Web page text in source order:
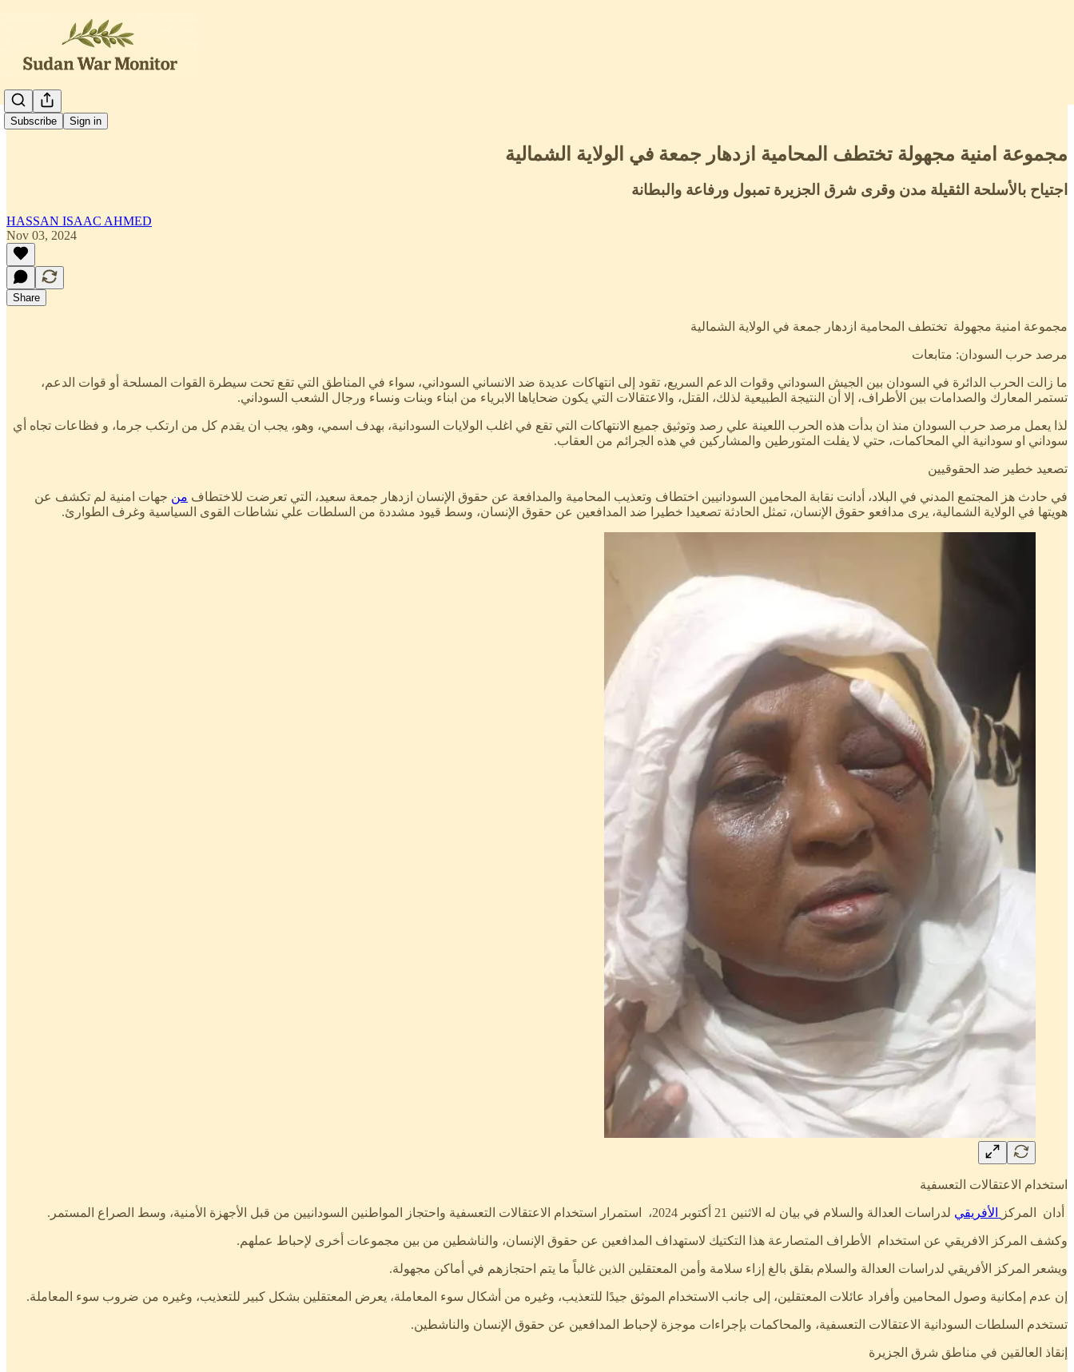
Subscribe Sign in العربية
مجموعة امنية مجهولة تختطف المحامية ازدهار جمعة في الولاية الشمالية
اجتياح بالأسلحة الثقيلة مدن وقرى شرق الجزيرة تمبول ورفاعة والبطانة
HASSAN ISAAC AHMED
Nov 03, 2024
Share
مجموعة امنية مجهولة تختطف المحامية ازدهار جمعة في الولاية الشمالية
مرصد حرب السودان: متابعات
ما زالت الحرب الدائرة في السودان بين الجيش السوداني وقوات الدعم السريع، تقود إلى انتهاكات عديدة ضد الانساني السوداني، سواء في المناطق التي تقع تحت سيطرة القوات المسلحة أو قوات الدعم،
تستمر المعارك والصدامات بين الأطراف، إلا أن النتيجة الطبيعية لذلك، القتل، والاعتقالات التي يكون ضحاياها الابرياء من ابناء وبنات ونساء ورجال الشعب السوداني.
لذا يعمل مرصد حرب السودان منذ ان بدأت هذه الحرب اللعينة علي رصد وتوثيق جميع الانتهاكات التي تقع في اغلب الولايات السودانية، بهدف اسمي، وهو، يجب ان يقدم كل من ارتكب جرما، و فظاعات تجاه أي
سوداني او سودانية الي المحاكمات، حتي لا يفلت المتورطين والمشاركين في هذه الجرائم من العقاب.
تصعيد خطير ضد الحقوقيين
في حادث هز المجتمع المدني في البلاد، أدانت نقابة المحامين السودانيين اختطاف وتعذيب المحامية والمدافعة عن حقوق الإنسان ازدهار جمعة سعيد، التي تعرضت للاختطاف من جهات امنية لم تكشف عن
هويتها في الولاية الشمالية، يرى مدافعو حقوق الإنسان، تمثل الحادثة تصعيدا خطيرا ضد المدافعين عن حقوق الإنسان، وسط قيود مشددة من السلطات علي نشاطات القوى السياسية وغرف الطوارئ.
استخدام الاعتقالات التعسفية
أدان المركز الأفريقي لدراسات العدالة والسلام في بيان له الاثنين 21 أكتوبر 2024، استمرار استخدام الاعتقالات التعسفية واحتجاز المواطنين السودانيين من قبل الأجهزة الأمنية، وسط الصراع المستمر.
وكشف المركز الافريقي عن استخدام الأطراف المتصارعة هذا التكتيك لاستهداف المدافعين عن حقوق الإنسان، والناشطين من بين مجموعات أخرى لإحباط عملهم.
ويشعر المركز الأفريقي لدراسات العدالة والسلام بقلق بالغ إزاء سلامة وأمن المعتقلين الذين غالباً ما يتم احتجازهم في أماكن مجهولة.
إن عدم إمكانية وصول المحامين وأفراد عائلات المعتقلين، إلى جانب الاستخدام الموثق جيدًا للتعذيب، وغيره من أشكال سوء المعاملة، يعرض المعتقلين بشكل كبير للتعذيب، وغيره من ضروب سوء المعاملة.
تستخدم السلطات السودانية الاعتقالات التعسفية، والمحاكمات بإجراءات موجزة لإحباط المدافعين عن حقوق الإنسان والناشطين.
إنقاذ العالقين في مناطق شرق الجزيرة